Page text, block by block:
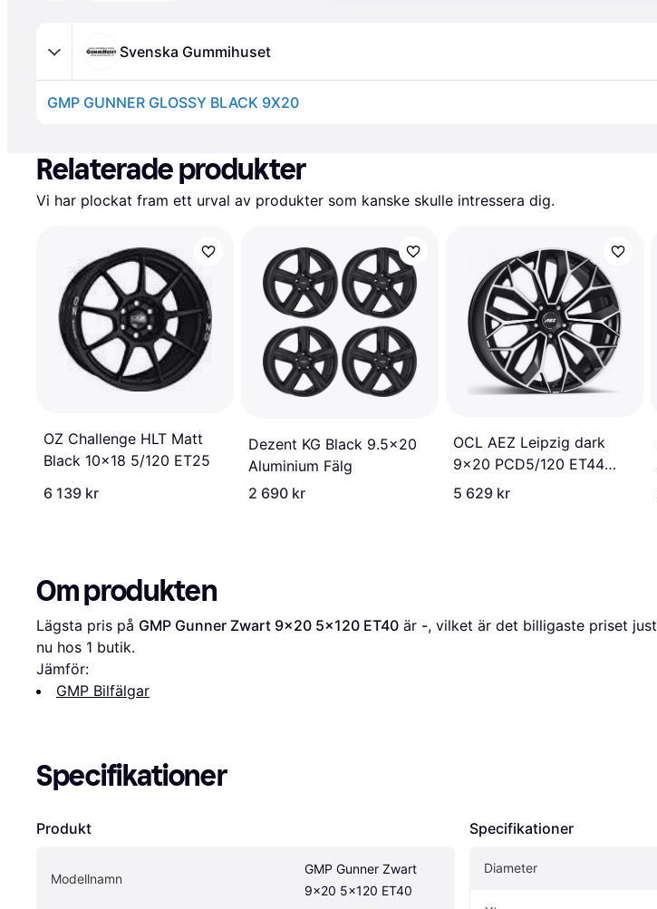
Svenska Gummihuset
GMP GUNNER GLOSSY BLACK 9X20
Relaterade produkter
Vi har plockat fram ett urval av produkter som kanske skulle intressera dig.
OZ Challenge HLT Matt
Black 10x18 5/120 ET25
6 139 kr
Dezent KG Black 9.5x20
Aluminium Fälg
2 690 kr
OCL AEZ Leipzig dark
9x20 PCD5/120 ET44
CB72,6
5 629 kr
Om produkten
Lägsta pris på GMP Gunner Zwart 9x20 5x120 ET40 är -, vilket är det billigaste priset just
nu hos 1 butik.
Jämför:
GMP Bilfälgar
Specifikationer
Produkt
Modellnamn
GMP Gunner Zwart
9x20 5x120 ET40
Specifikationer
Diameter